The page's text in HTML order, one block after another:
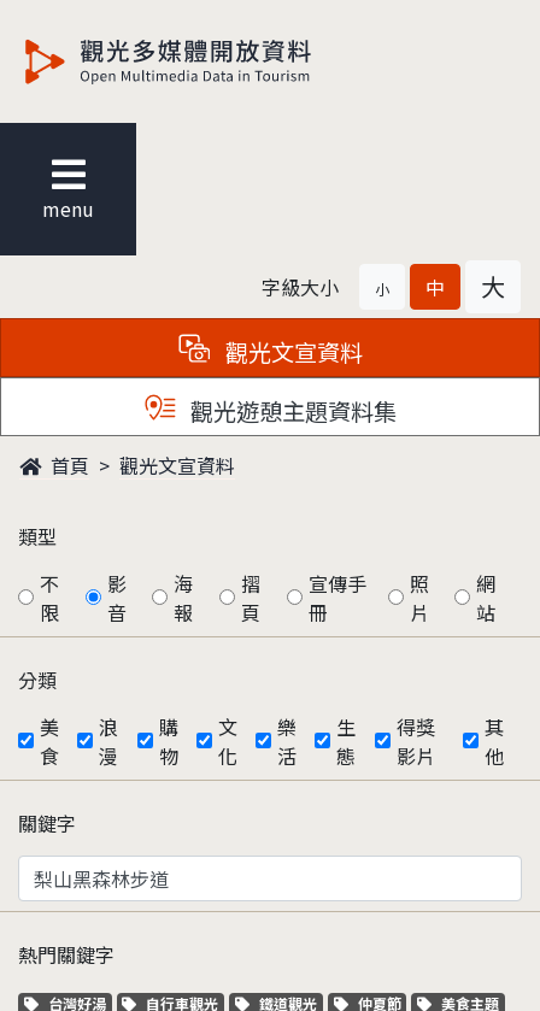
menu
字級大小 小 中 大
觀光文宣資料
觀光遊憩主題資料集
首頁 觀光文宣資料
類型
不
限
影
音
海
報
摺
頁
宣傳手
冊
照
片
網
站
分類
美
食
浪
漫
購
物
文
化
樂
活
生
態
得獎
影片
其
他
關鍵字
熱門關鍵字
關鍵字標籤
台灣好湯 關鍵字標籤
自行車觀光 關鍵字標籤
鐵道觀光 關鍵字標籤
仲夏節 關鍵字標籤
美食主題